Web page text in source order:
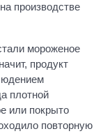
производстве
мороженое
продукт
плотной
или покрыто
повторную